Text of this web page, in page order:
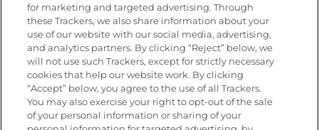
Únete a La Cocina Goya®
Recibe Nuevas Recetas, Ofertas Especiales y
Promociones
Email(Obligatorio)
for marketing and targeted advertising. Through
these Trackers, we also share information about your
use of our website with our social media, advertising,
and analytics partners. By clicking “Reject” below, we
will not use such Trackers, except for strictly necessary
cookies that help our website work. By clicking
“Accept” below, you agree to the use of all Trackers.
You may also exercise your right to opt-out of the sale
of your personal information or sharing of your